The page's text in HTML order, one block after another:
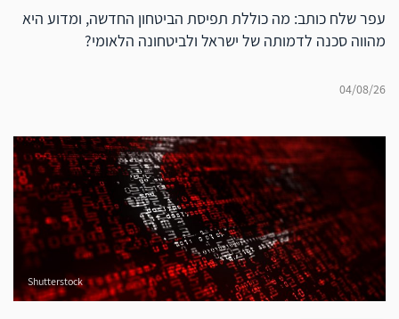
עפר שלח כותב: מה כוללת תפיסת הביטחון החדשה, ומדוע היא
מהווה סכנה לדמותה של ישראל ולביטחונה הלאומי?
04/08/26
Shutterstock